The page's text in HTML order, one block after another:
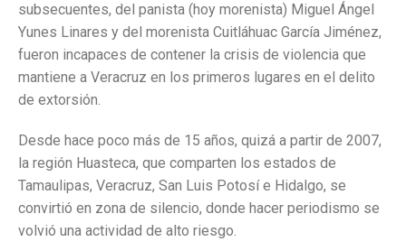
subsecuentes, del panista (hoy morenista) Miguel Ángel
Yunes Linares y del morenista Cuitláhuac García Jiménez,
fueron incapaces de contener la crisis de violencia que
mantiene a Veracruz en los primeros lugares en el delito
de extorsión.
Desde hace poco más de 15 años, quizá a partir de 2007,
la región Huasteca, que comparten los estados de
Tamaulipas, Veracruz, San Luis Potosí e Hidalgo, se
convirtió en zona de silencio, donde hacer periodismo se
volvió una actividad de alto riesgo.